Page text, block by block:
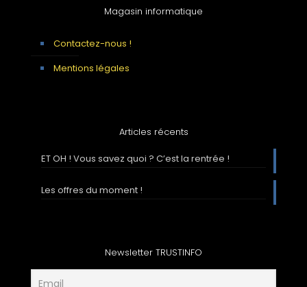
Magasin informatique
Contactez-nous !
Mentions légales
Articles récents
ET OH ! Vous savez quoi ? C’est la rentrée !
Les offres du moment !
Newsletter TRUSTINFO